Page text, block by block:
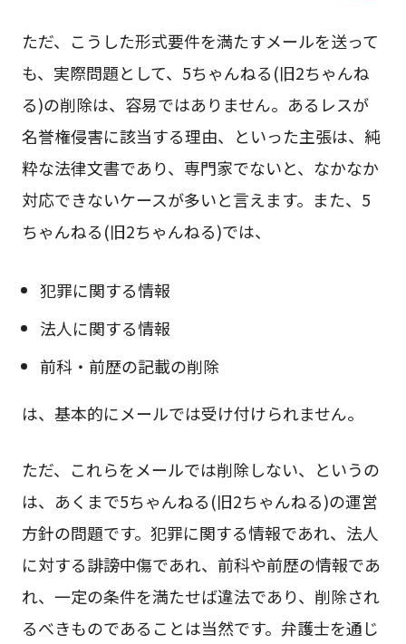
ただ、こうした形式要件を満たすメールを送って
も、実際問題として、5ちゃんねる(旧2ちゃんね
る)の削除は、容易ではありません。あるレスが
名誉権侵害に該当する理由、といった主張は、純
粋な法律文書であり、専門家でないと、なかなか
対応できないケースが多いと言えます。また、5
ちゃんねる(旧2ちゃんねる)では、
犯罪に関する情報
法人に関する情報
前科・前歴の記載の削除
は、基本的にメールでは受け付けられません。
ただ、これらをメールでは削除しない、というの
は、あくまで5ちゃんねる(旧2ちゃんねる)の運営
方針の問題です。犯罪に関する情報であれ、法人
に対する誹謗中傷であれ、前科や前歴の情報であ
れ、一定の条件を満たせば違法であり、削除され
るべきものであることは当然です。弁護士を通じ